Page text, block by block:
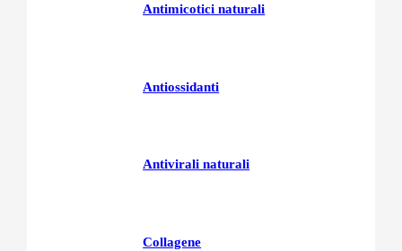
Antimicotici naturali
Antiossidanti
Antivirali naturali
Collagene